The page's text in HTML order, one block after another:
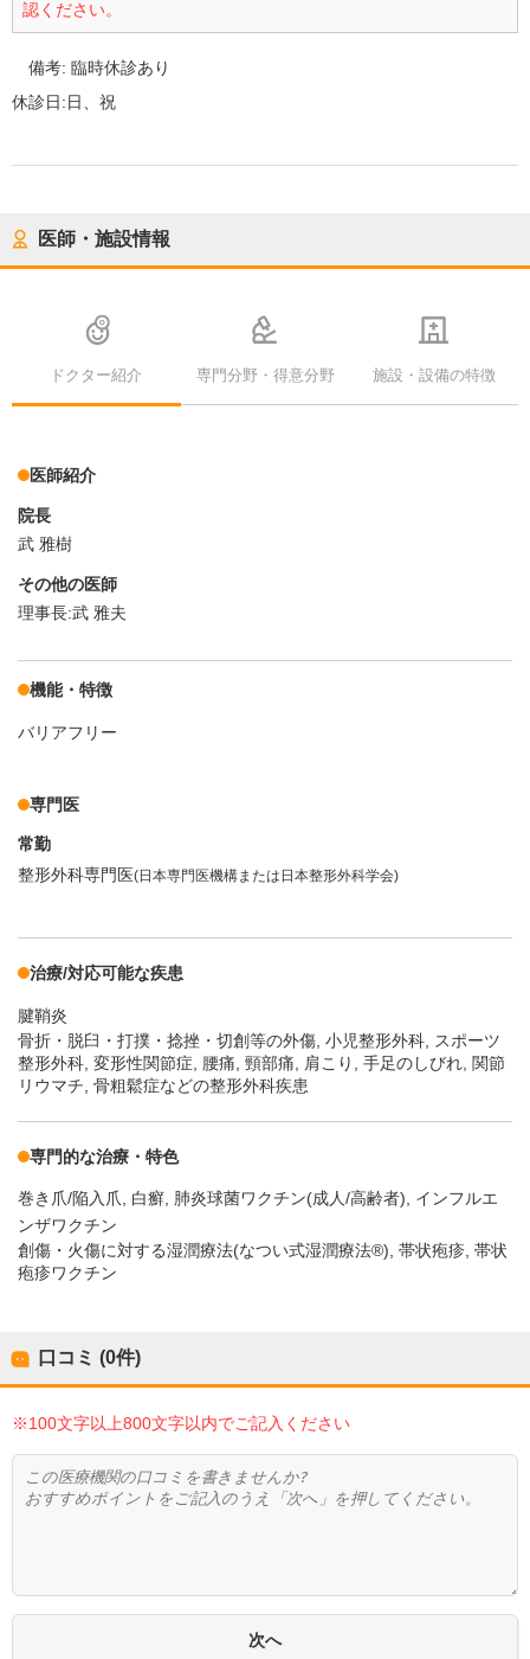
認ください。
備考:臨時休診あり
休診日:日、祝
医師・施設情報
ドクター紹介 専門分野・得意分野 施設・設備の特徴
医師紹介
院長
武 雅樹
その他の医師
理事長:武 雅夫
機能・特徴
バリアフリー
専門医
常勤
整形外科専門医(日本専門医機構または日本整形外科学会)
治療/対応可能な疾患
腱鞘炎
骨折・脱臼・打撲・捻挫・切創等の外傷, 小児整形外科, スポーツ
整形外科, 変形性関節症, 腰痛, 頸部痛, 肩こり, 手足のしびれ, 関節
リウマチ, 骨粗鬆症などの整形外科疾患
専門的な治療・特色
巻き爪/陥入爪 白癬 肺炎球菌ワクチン(成人/高齢者)
インフルエ
ンザワクチン
創傷・火傷に対する湿潤療法(なつい式湿潤療法®), 帯状疱疹, 帯状
疱疹ワクチン
口コミ (0件)
※100文字以上800文字以内でご記入ください